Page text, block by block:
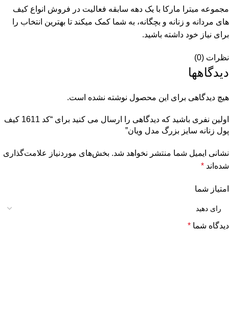
مجموعه میترا مارکا با یک دهه سابقه فعالیت در فروش انواع کیف
های مردانه و زنانه و بچگانه، به شما کمک میکند تا بهترین انتخاب را
برای نیاز خود داشته باشید.
نظرات (0)
دیدگاهها
هیچ دیدگاهی برای این محصول نوشته نشده است.
اولین نفری باشید که دیدگاهی را ارسال می کنید برای “کد 1611 کیف
پول زنانه سایز بزرگ مدل ویان”
نشانی ایمیل شما منتشر نخواهد شد. بخش‌های موردنیاز علامت‌گذاری
شده‌اند *
امتیاز شما
دیدگاه شما *